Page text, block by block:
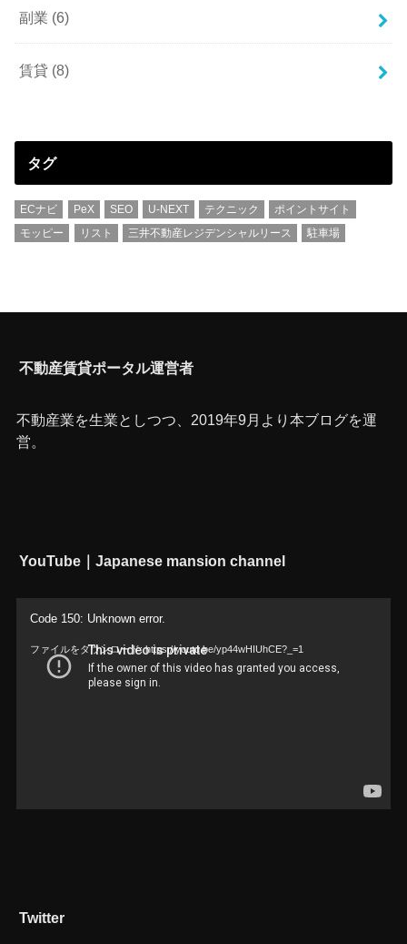
副業 (6)
賃貸 (8)
タグ
ECナビ PeX SEO U-NEXT テクニック
ポイントサイト
モッピー
リスト 三井不動産レジデンシャルリース 駐車場
不動産賃貸ポータル運営者
不動産業を生業としつつ、2019年9月より本ブログを運
営。
YouTube｜Japanese mansion channel
Code 150: Unknown error.
ファイルをダウンロード: https://youtu.be/yp44wHIUhCE?_=1
Twitter